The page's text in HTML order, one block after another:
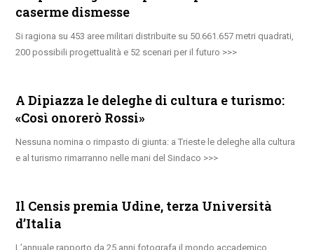
caserme dismesse
Si ragiona su 453 aree militari distribuite su 50.661.657 metri quadrati,
200 possibili progettualità e 52 scenari per il futuro
A Dipiazza le deleghe di cultura e turismo:
«Così onorerò Rossi»
Nessuna nomina o rimpasto di giunta: a Trieste le deleghe alla cultura
e al turismo rimarranno nelle mani del Sindaco
Il Censis premia Udine, terza Università
d’Italia
L’annuale rapporto da 25 anni fotografa il mondo accademico